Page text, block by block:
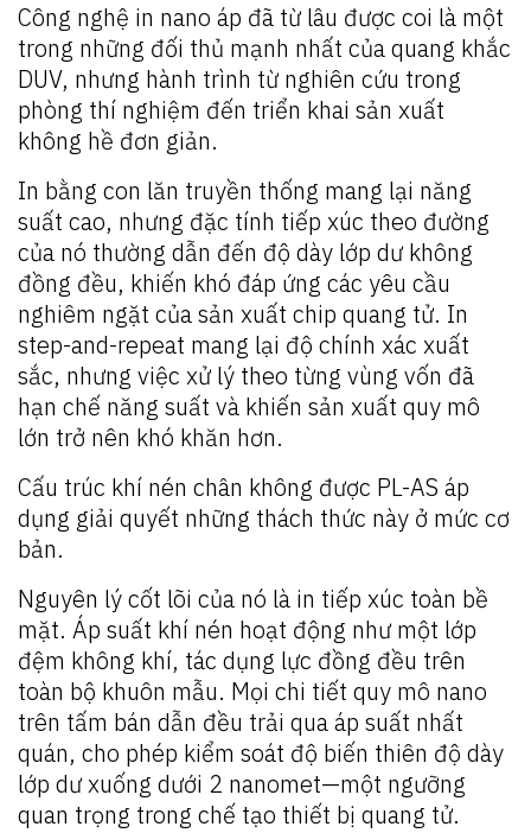
Công nghệ in nano áp đã từ lâu được coi là một
trong những đối thủ mạnh nhất của quang khắc
DUV, nhưng hành trình từ nghiên cứu trong
phòng thí nghiệm đến triển khai sản xuất
không hề đơn giản.
In bằng con lăn truyền thống mang lại năng
suất cao, nhưng đặc tính tiếp xúc theo đường
của nó thường dẫn đến độ dày lớp dư không
đồng đều, khiến khó đáp ứng các yêu cầu
nghiêm ngặt của sản xuất chip quang tử. In
step-and-repeat mang lại độ chính xác xuất
sắc, nhưng việc xử lý theo từng vùng vốn đã
hạn chế năng suất và khiến sản xuất quy mô
lớn trở nên khó khăn hơn.
Cấu trúc khí nén chân không được PL-AS áp
dụng giải quyết những thách thức này ở mức cơ
bản.
Nguyên lý cốt lõi của nó là in tiếp xúc toàn bề
mặt. Áp suất khí nén hoạt động như một lớp
đệm không khí, tác dụng lực đồng đều trên
toàn bộ khuôn mẫu. Mọi chi tiết quy mô nano
trên tấm bán dẫn đều trải qua áp suất nhất
quán, cho phép kiểm soát độ biến thiên độ dày
lớp dư xuống dưới 2 nanomet—một ngưỡng
quan trọng trong chế tạo thiết bị quang tử.